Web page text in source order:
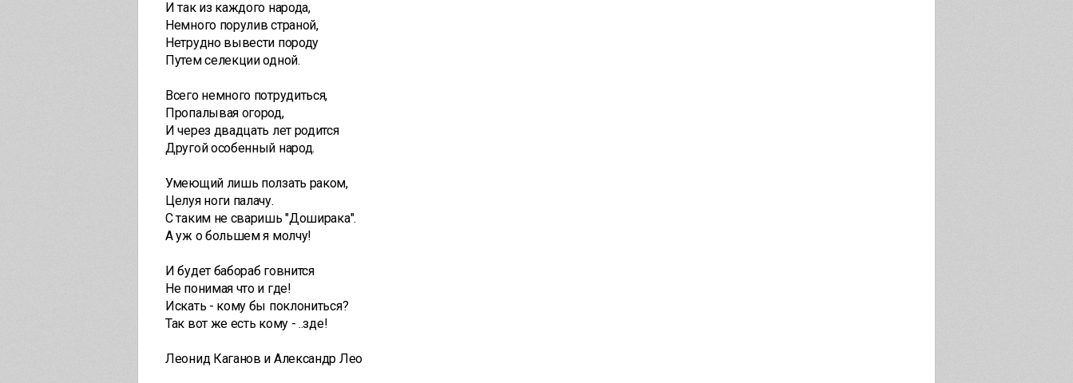
И так из каждого народа,
Немного порулив страной,
Нетрудно вывести породу
Путем селекции одной.
Всего немного потрудиться,
Пропалывая огород,
И через двадцать лет родится
Другой особенный народ.
Умеющий лишь ползать раком,
Целуя ноги палачу.
С таким не сваришь "Доширака".
А уж о большем я молчу!
И будет бабораб говнится
Не понимая что и где!
Искать - кому бы поклониться?
Так вот же есть кому - ..зде!
Леонид Каганов и Александр Лео